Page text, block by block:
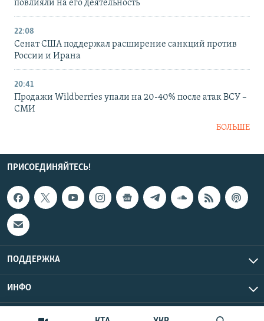
повлияли на его деятельность
22:08
Сенат США поддержал расширение санкций против
России и Ирана
20:41
Продажи Wildberries упали на 20-40% после атак ВСУ –
СМИ
БОЛЬШЕ
ПРИСОЕДИНЯЙТЕСЬ!
ПОДДЕРЖКА
ИНФО
Copyright Крым.Реалии, 2026 | Все права защищены.
UTC+3